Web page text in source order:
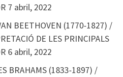
7 abril, 2022
BEETHOVEN (1770-1827) /
DE LES PRINCIPALS
6 abril, 2022
BRAHAMS (1833-1897) /